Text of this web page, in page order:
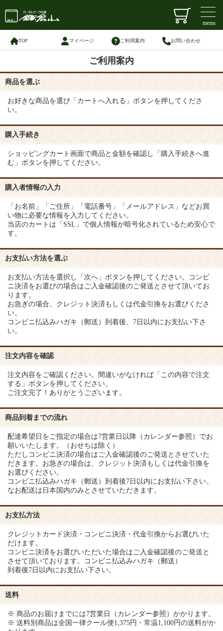
menu
TOP マイページ ご利用案内 お問い合わせ
ご利用案内
商品を選ぶ
お好きな商品を選び「カートへ入れる」ボタンを押してくださ
い。
購入手続き
ショッピングカート画面で商品と金額を確認し「購入手続きへ進
む」ボタンを押してください。
購入者情報の入力
「お名前」「ご住所」「電話番号」「メールアドレス」などお買
い物に必要な情報を入力してください。
当店のカートは「SSL」で個人情報が暗号化されているため安心で
す。
お支払い方法を選ぶ
お支払い方法を選択し「次へ」ボタンを押してください。コンビ
ニ決済をお選びの場合はご入金確認後のご発送とさせて頂いてお
ります。
お急ぎの場合、クレジット決済もしくは代金引換をお選びくださ
い。
コンビニ払込みハガキ（郵送）到着後、7日以内にお支払い下さ
い。
注文内容を確認
注文内容をご確認ください。間違いがなければ「この内容で注文
する」ボタンを押してください。
ご注文完了！ありがとうございます。
商品到着までの流れ
配達希望日をご指定の場合は7営業日以降（カレンダー参照）でお
願いいたします。（おせちは除く）
ただしコンビニ決済の場合はご入金確認後のご発送とさせていた
だきます。お急ぎの場合は、クレジット決済もしくは代金引換を
お選びください。
コンビニ払込みハガキ（郵送）到着後7日以内にお支払い下さい。
なお配送は日本国内のみとさせていただきます。
お支払方法
クレジットカード決済・コンビニ決済・代金引換からお選びいた
だけます。
コンビニ決済をお選びいただいた場合はご入金確認後のご発送と
させて頂いております。コンビニ払込みハガキ（郵送）
到着後7日以内にお支払い下さい。
送料
※ 商品のお届けまでには7営業日（カレンダー参照）かかります。
※ 送料別商品は全国一律クール便1,375円・常温1,100円の送料がか